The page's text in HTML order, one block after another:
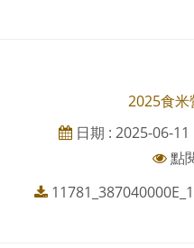
2025食米
日期 : 2025-06-11
點